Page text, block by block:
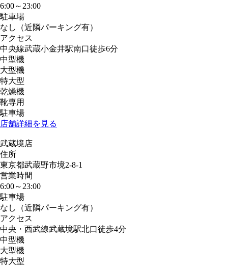
6:00～23:00
駐車場
なし（近隣パーキング有）
アクセス
中央線武蔵小金井駅南口徒歩6分
中型機
大型機
特大型
乾燥機
靴専用
駐車場
店舗詳細を見る
武蔵境店
住所
東京都武蔵野市境2-8-1
営業時間
6:00～23:00
駐車場
なし（近隣パーキング有）
アクセス
中央・西武線武蔵境駅北口徒歩4分
中型機
大型機
特大型